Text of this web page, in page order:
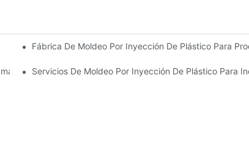
En La Industria
Fábrica De Moldeo Por Inyección De Plástico Para
De Productos Diversa
Servicios De Moldeo Por Inyección De Plástico Para